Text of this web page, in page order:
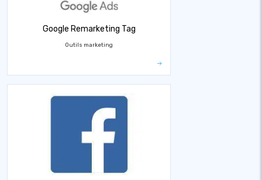
Google Remarketing Tag
Outils marketing